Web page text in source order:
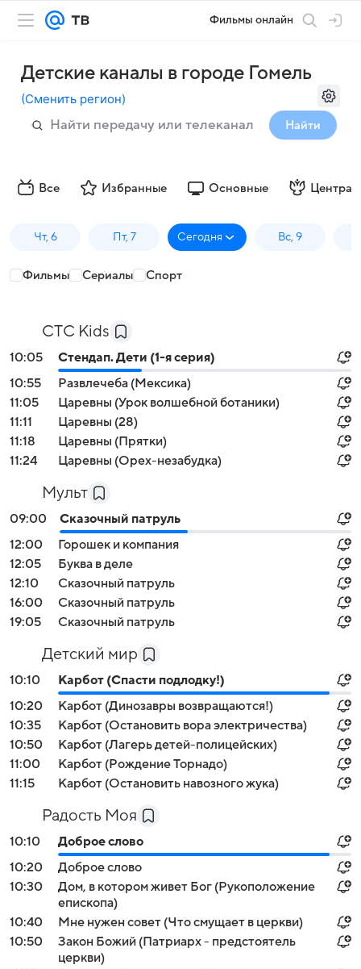
Фильмы онлайн
Детские каналы в городе Гомель
(Сменить регион)
Найти
Все Избранные Основные
Чт, 6 Пт, 7 Сегодня Вс, 9
Фильмы Сериалы Спорт
СТС Kids
10:05
Стендап. Дети (1-я серия)
10:55
Развлечеба (Мексика)
11:05
Царевны (Урок волшебной ботаники)
11:11
Царевны (28)
11:18
Царевны (Прятки)
11:24
Царевны (Орех-незабудка)
Мульт
09:00
Сказочный патруль
12:00
Горошек и компания
12:05
Буква в деле
12:10
Сказочный патруль
16:00
Сказочный патруль
19:05
Сказочный патруль
Детский мир
10:10
Карбот (Спасти подлодку!)
10:20
Карбот (Динозавры возвращаются!)
10:35
Карбот (Остановить вора электричества)
10:50
Карбот (Лагерь детей-полицейских)
11:00
Карбот (Рождение Торнадо)
11:15
Карбот (Остановить навозного жука)
Радость Моя
10:10
Доброе слово
10:20
Доброе слово
10:30
Дом, в котором живет Бог (Рукоположение
епископа)
10:40
Мне нужен совет (Что смущает в церкви)
10:50
Закон Божий (Патриарх - предстоятель
церкви)